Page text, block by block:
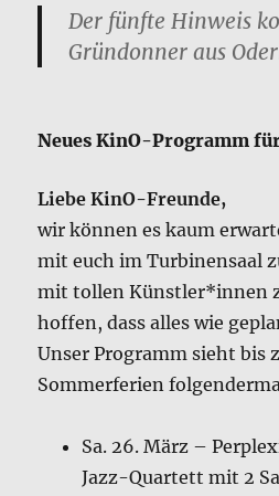
Der fünfte Hinweis
Gründonner aus
Neues KinO-Programm
Liebe KinO-Freunde,
wir können es kaum
mit euch im Turbinensaal
mit tollen Künstler*innen
hoffen, dass alles wie
Unser Programm sieht bis
Sommerferien
Sa. 26. März –
Jazz-Quartett mit 2